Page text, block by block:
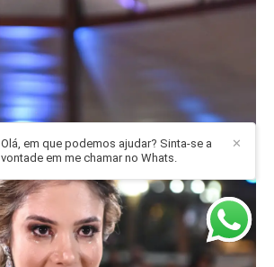
✕
Olá, em que podemos ajudar? Sinta-se a
vontade em me chamar no Whats.